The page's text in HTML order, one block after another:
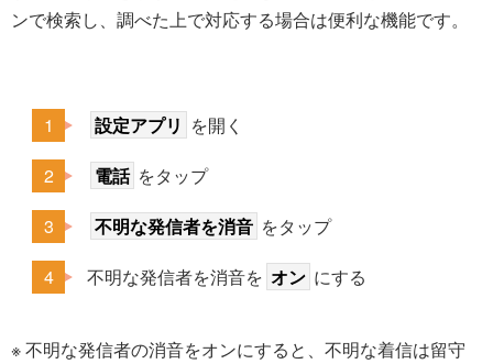
ンで検索し、調べた上で対応する場合は便利な機能です。
設定アプリ を開く
電話 をタップ
不明な発信者を消音 をタップ
不明な発信者を消音を オン にする
※ 不明な発信者の消音をオンにすると、不明な着信は留守